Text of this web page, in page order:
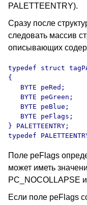
PALETTEENTRY).
Сразу после
следовать массив
описывающих
typedef struct
{
   BYTE peRed;
   BYTE peGreen;
   BYTE peBlue;
   BYTE peFlags;
} PALETTEENTRY;
typedef
Поле peFlags
может иметь
PC_NOCOLLAPSE
Если поле peFlags